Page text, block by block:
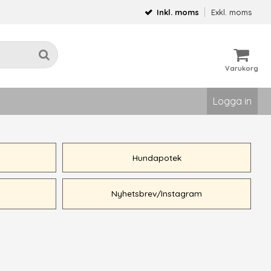
Inkl. moms Exkl. moms
Varukorg
Logga in
Hundapotek
Nyhetsbrev/Instagram